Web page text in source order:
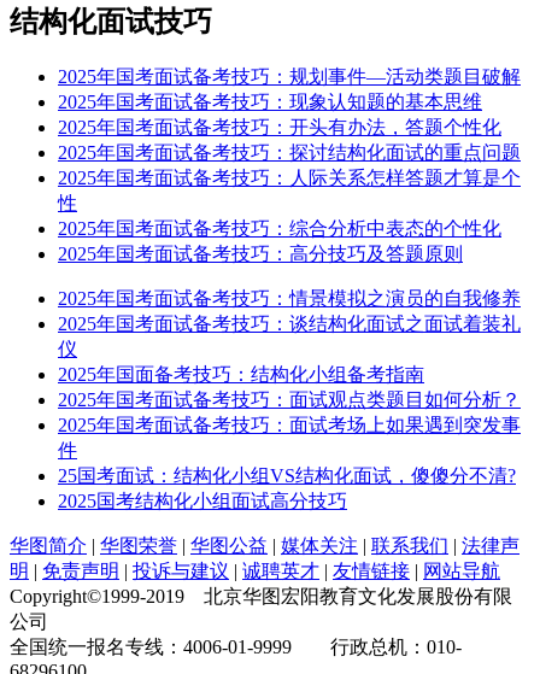
结构化面试技巧
2025年国考面试备考技巧：规划事件—活动类题目破解
2025年国考面试备考技巧：现象认知题的基本思维
2025年国考面试备考技巧：开头有办法，答题个性化
2025年国考面试备考技巧：探讨结构化面试的重点问题
2025年国考面试备考技巧：人际关系怎样答题才算是个
性
2025年国考面试备考技巧：综合分析中表态的个性化
2025年国考面试备考技巧：高分技巧及答题原则
2025年国考面试备考技巧：情景模拟之演员的自我修养
2025年国考面试备考技巧：谈结构化面试之面试着装礼
仪
2025年国面备考技巧：结构化小组备考指南
2025年国考面试备考技巧：面试观点类题目如何分析？
2025年国考面试备考技巧：面试考场上如果遇到突发事
件
25国考面试：结构化小组VS结构化面试，傻傻分不清?
2025国考结构化小组面试高分技巧
华图简介 | 华图荣誉 | 华图公益 | 媒体关注 | 联系我们 | 法律声
明 | 免责声明 | 投诉与建议 | 诚聘英才 | 友情链接 | 网站导航
Copyright©1999-2019 北京华图宏阳教育文化发展股份有限
公司
全国统一报名专线：4006-01-9999 行政总机：010-